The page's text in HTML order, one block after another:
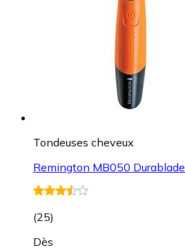
Tondeuses cheveux
Remington MB050 Durablade
(25)
Dès